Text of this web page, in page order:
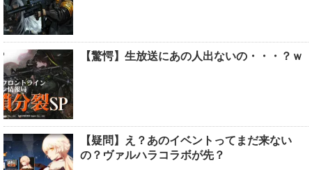
【驚愕】生放送にあの人出ないの・・・？ｗ
【疑問】え？あのイベントってまだ来ない
の？ヴァルハラコラボが先？